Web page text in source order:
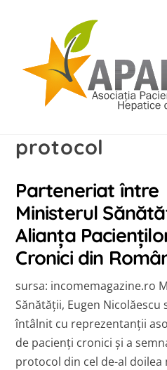
protocol
Parteneriat între
Ministerul
Alianța
Cronici din
sursa: incomemagazine.ro
Sănătății, Eugen Nicolăescu
întâlnit cu reprezentanții
de pacienți cronici și a
protocol din cel de-al doilea